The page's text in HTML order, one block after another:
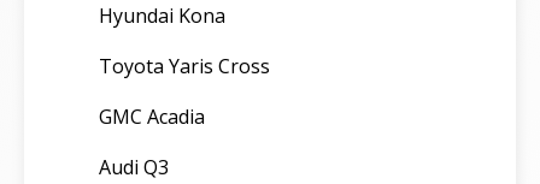
Hyundai Kona
Toyota Yaris Cross
GMC Acadia
Audi Q3